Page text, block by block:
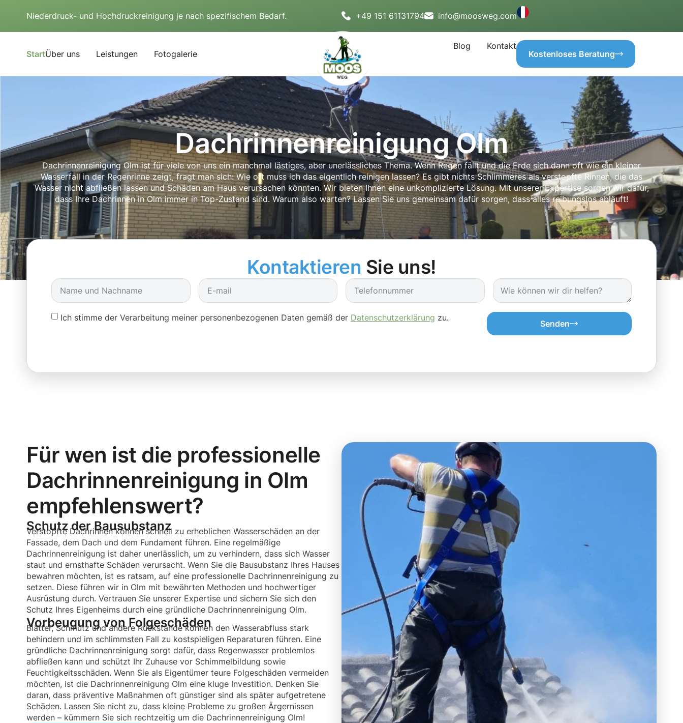
Niederdruck- und Hochdruckreinigung je nach spezifischem Bedarf. +49 151 61131794 info@moosweg.com
StartÜber uns Leistungen Fotogalerie
Blog
Kontakt
Kostenloses Beratung
Dachrinnenreinigung Olm
Dachrinnenreinigung Olm ist für viele von uns ein manchmal lästiges, aber unerlässliches Thema. Wenn Regen fällt und die Erde sich dann oft wie ein kleiner
Wasserfall in der Regenrinne zeigt, fragt man sich: Wie oft muss ich das eigentlich reinigen lassen? Es gibt nichts Schlimmeres als verstopfte Rinnen, die das
Wasser nicht abfließen lassen und Schäden am Haus verursachen könnten. Wir bieten Ihnen eine unkomplizierte Lösung. Mit unserer Expertise sorgen wir dafür,
dass Ihre Dachrinnen in Olm immer in Top-Zustand sind. Warum also warten? Lassen Sie uns gemeinsam dafür sorgen, dass alles reibungslos abläuft!
Kontaktieren Sie uns!
Ich stimme der Verarbeitung meiner personenbezogenen Daten gemäß der Datenschutzerklärung zu.
Senden
Für wen ist die professionelle
Dachrinnenreinigung in Olm
empfehlenswert?
Schutz der Bausubstanz
Verstopfte Dachrinnen können schnell zu erheblichen Wasserschäden an der
Fassade, dem Dach und dem Fundament führen. Eine regelmäßige
Dachrinnenreinigung ist daher unerlässlich, um zu verhindern, dass sich Wasser
staut und ernsthafte Schäden verursacht. Wenn Sie die Bausubstanz Ihres Hauses
bewahren möchten, ist es ratsam, auf eine professionelle Dachrinnenreinigung zu
setzen. Diese führen wir in Olm mit bewährten Methoden und hochwertiger
Ausrüstung durch. Vertrauen Sie unserer Expertise und sichern Sie sich den
Schutz Ihres Eigenheims durch eine gründliche Dachrinnenreinigung Olm.
Vorbeugung von Folgeschäden
Blätter, Schmutz und andere Rückstände können den Wasserabfluss stark
behindern und im schlimmsten Fall zu kostspieligen Reparaturen führen. Eine
gründliche Dachrinnenreinigung sorgt dafür, dass Regenwasser problemlos
abfließen kann und schützt Ihr Zuhause vor Schimmelbildung sowie
Feuchtigkeitsschäden. Wenn Sie als Eigentümer teure Folgeschäden vermeiden
möchten, ist die Dachrinnenreinigung Olm eine kluge Investition. Denken Sie
daran, dass präventive Maßnahmen oft günstiger sind als später aufgetretene
Schäden. Lassen Sie nicht zu, dass kleine Probleme zu großen Ärgernissen
werden – kümmern Sie sich rechtzeitig um die Dachrinnenreinigung Olm!